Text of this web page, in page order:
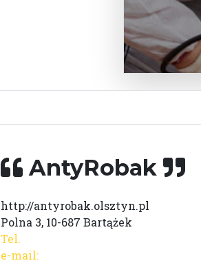
AntyRobak
http://antyrobak.olsztyn.pl
Polna 3, 10-687 Bartążek
Tel.
e-mail: